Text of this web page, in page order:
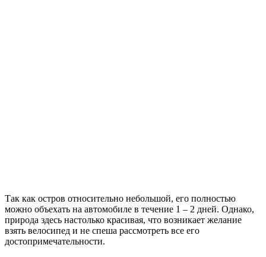
Так как остров относительно небольшой, его полностью
можно объехать на автомобиле в течение 1 – 2 дней. Однако,
природа здесь настолько красивая, что возникает желание
взять велосипед и не спеша рассмотреть все его
достопримечательности.